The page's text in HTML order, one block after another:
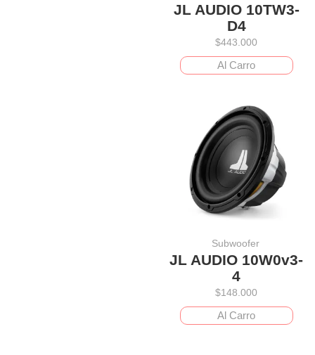
JL AUDIO 10TW3-
D4
$443.000
Al Carro
Subwoofer
JL AUDIO 10W0v3-
4
$148.000
Al Carro